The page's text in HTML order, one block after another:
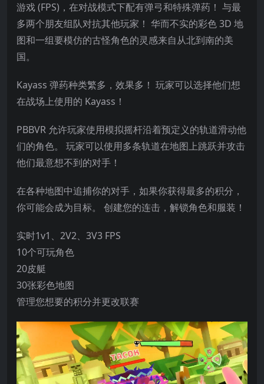
游戏 (FPS)，在对战模式下配有弹弓和特殊弹药！ 与最
多两个朋友组队对抗其他玩家！ 华而不实的彩色 3D 地
图和一组要模仿的古怪角色的灵感来自从北到南的美
国。
Kayass 弹药种类繁多，效果多！ 玩家可以选择他们想
在战场上使用的 Kayass！
PBBVR 允许玩家使用模拟摇杆沿着预定义的轨道滑动他
们的角色。 玩家可以使用多条轨道在地图上跳跃并攻击
他们最意想不到的对手！
在各种地图中追捕你的对手，如果你获得最多的积分，
你可能会成为目标。 创建您的连击，解锁角色和服装！
实时1v1、2V2、3V3 FPS
10个可玩角色
20皮艇
30张彩色地图
管理您想要的积分并更改联赛